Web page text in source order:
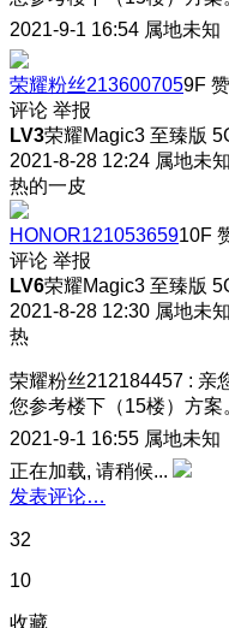
2021-9-1 16:54 属地未知
荣耀粉丝2136007059F 赞
评论 举报
LV3荣耀Magic3 至臻版
2021-8-28 12:24 属地未知
热的一皮
HONOR12105365910F
评论 举报
LV6荣耀Magic3 至臻版
2021-8-28 12:30 属地未知
热
荣耀粉丝212184457 : 亲
您参考楼下（15楼）方案
2021-9-1 16:55 属地未知
正在加载, 请稍候...
发表评论…
32
10
收藏